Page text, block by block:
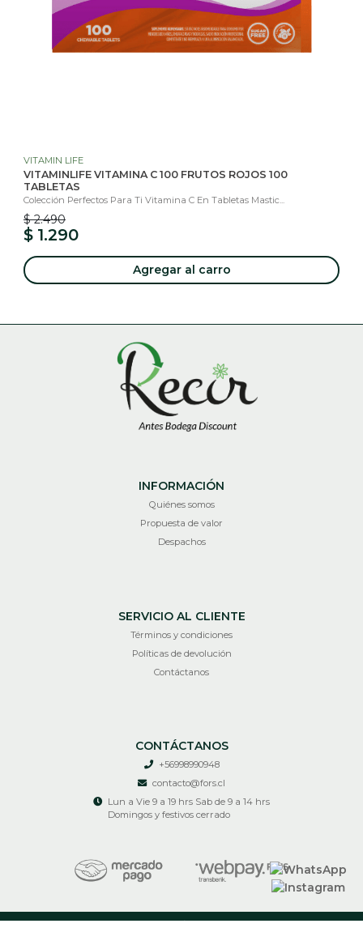
VITAMIN LIFE
VITAMINLIFE VITAMINA C 100 FRUTOS ROJOS 100
TABLETAS
Colección Perfectos Para Ti Vitamina C En Tabletas Mastic...
$ 2.490
$ 1.290
Agregar al carro
INFORMACIÓN
Quiénes somos
Propuesta de valor
Despachos
SERVICIO AL CLIENTE
Términos y condiciones
Políticas de devolución
Contáctanos
CONTÁCTANOS
+56998990948
contacto@fors.cl
Lun a Vie 9 a 19 hrs Sab de 9 a 14 hrs
Domingos y festivos cerrado
RECIR © 2026